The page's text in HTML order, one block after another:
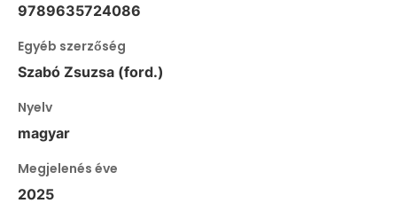
9789635724086
Egyéb szerzőség
Szabó Zsuzsa (ford.)
Nyelv
magyar
Megjelenés éve
2025